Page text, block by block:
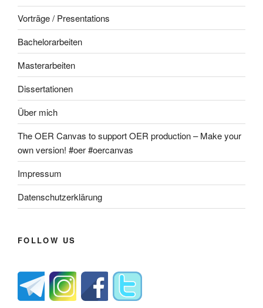
Vorträge / Presentations
Bachelorarbeiten
Masterarbeiten
Dissertationen
Über mich
The OER Canvas to support OER production – Make your
own version! #oer #oercanvas
Impressum
Datenschutzerklärung
FOLLOW US